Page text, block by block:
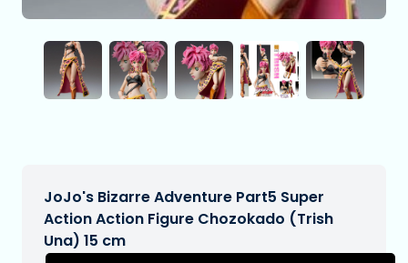
JoJo's Bizarre Adventure Part5 Super
Action Action Figure Chozokado (Trish
Una) 15 cm